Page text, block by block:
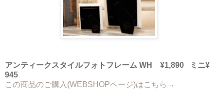
アンティークスタイルフォトフレーム WH ¥1,890 ミニ¥
945
この商品のご購入(WEBSHOPページ)はこちら→